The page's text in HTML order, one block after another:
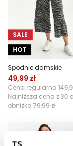
SALE
HOT
Spodnie damskie
49,99 zł
Cena regularna
Najniższa cena z 30
obniżką 79,99 zł